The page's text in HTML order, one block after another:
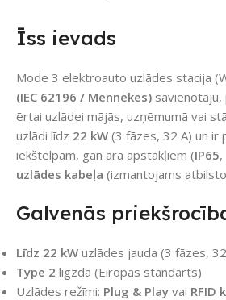
Īss ievads
Mode 3 elektroauto uzlādes stacija
(IEC 62196 / Mennekes)
ērtai uzlādei mājās, uzņēmumā vai
uzlādi līdz 22 kW (3 fāzes, 32 A) un ir
iekštelpām, gan āra apstākļiem (IP65,
uzlādes kabeļa (izmantojams
Galvenās
Līdz 22 kW uzlādes jauda (3 fāzes,
Type 2 ligzda (Eiropas standarts)
Uzlādes režīmi: Plug & Play vai RFID